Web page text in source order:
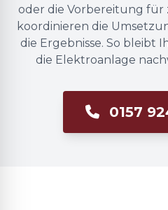
oder die Vorbereitung für
koordinieren die
die Ergebnisse. So bleibt
die Elektroanlage
0157